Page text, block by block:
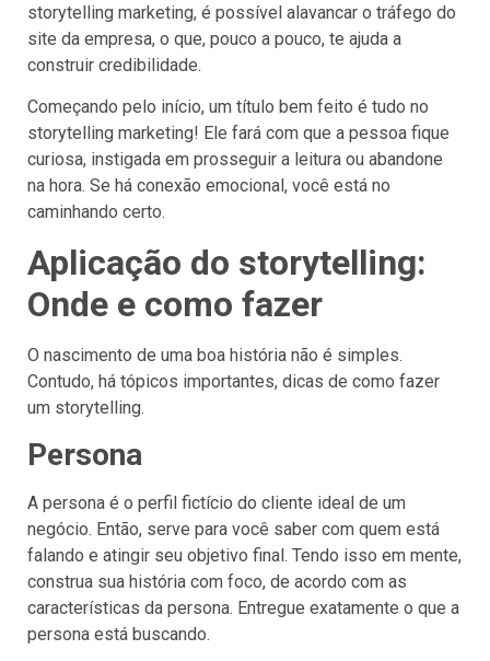
storytelling marketing, é possível alavancar o tráfego do
site da empresa, o que, pouco a pouco, te ajuda a
construir credibilidade.
Começando pelo início, um título bem feito é tudo no
storytelling marketing! Ele fará com que a pessoa fique
curiosa, instigada em prosseguir a leitura ou abandone
na hora. Se há conexão emocional, você está no
caminhando certo.
Aplicação do storytelling:
Onde e como fazer
O nascimento de uma boa história não é simples.
Contudo, há tópicos importantes, dicas de como fazer
um storytelling.
Persona
A persona é o perfil fictício do cliente ideal de um
negócio. Então, serve para você saber com quem está
falando e atingir seu objetivo final. Tendo isso em mente,
construa sua história com foco, de acordo com as
características da persona. Entregue exatamente o que a
persona está buscando.